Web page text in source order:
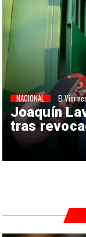
Joaquín
tras
NACIONAL El